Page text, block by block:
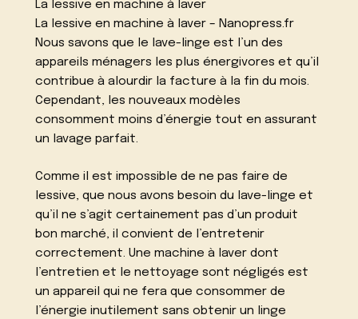
La lessive en machine à laver
La lessive en machine à laver – Nanopress.fr
Nous savons que le lave-linge est l’un des
appareils ménagers les plus énergivores et qu’il
contribue à alourdir la facture à la fin du mois.
Cependant, les nouveaux modèles
consomment moins d’énergie tout en assurant
un lavage parfait.
Comme il est impossible de ne pas faire de
lessive, que nous avons besoin du lave-linge et
qu’il ne s’agit certainement pas d’un produit
bon marché, il convient de l’entretenir
correctement. Une machine à laver dont
l’entretien et le nettoyage sont négligés est
un appareil qui ne fera que consommer de
l’énergie inutilement sans obtenir un linge